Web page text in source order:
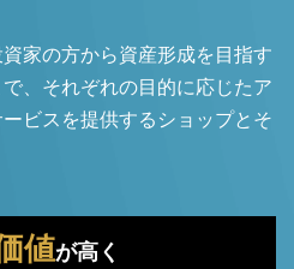
家の方から資産形成を目指す
、それぞれの目的に応じたア
ビスを提供するショップとそ
値が高く